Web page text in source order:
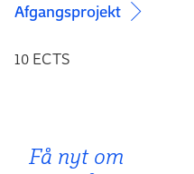
Afgangsprojekt
10 ECTS
Få nyt om